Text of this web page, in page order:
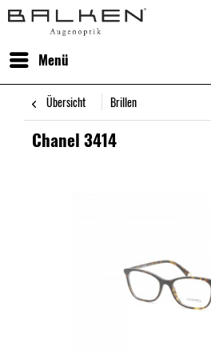
Menü
Übersicht Brillen
Chanel 3414